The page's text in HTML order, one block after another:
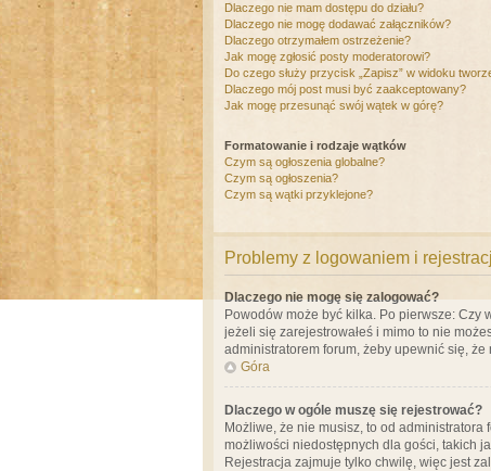
Dlaczego nie mam dostępu do działu?
Dlaczego nie mogę dodawać załączników?
Dlaczego otrzymałem ostrzeżenie?
Jak mogę zgłosić posty moderatorowi?
Do czego służy przycisk „Zapisz” w widoku
Dlaczego mój post musi być zaakceptowany?
Jak mogę przesunąć swój wątek w górę?
Formatowanie i rodzaje wątków
Czym są ogłoszenia globalne?
Czym są ogłoszenia?
Czym są wątki przyklejone?
Problemy z logowaniem i
Dlaczego nie mogę się zalogować?
Powodów może być kilka. Po pierwsze: Czy
jeżeli się zarejestrowałeś i mimo to nie
administratorem forum, żeby upewnić się,
Góra
Dlaczego w ogóle muszę się rejestrować?
Możliwe, że nie musisz, to od
możliwości niedostępnych dla gości, takich
Rejestracja zajmuje tylko chwilę, więc jest